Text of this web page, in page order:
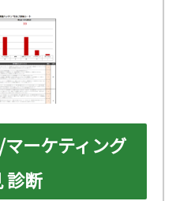
ーケティング
診断